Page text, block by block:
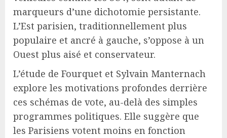
marqueurs d’une dichotomie persistante.
L’Est parisien, traditionnellement plus
populaire et ancré à gauche, s’oppose à un
Ouest plus aisé et conservateur.
L’étude de Fourquet et Sylvain Manternach
explore les motivations profondes derrière
ces schémas de vote, au-delà des simples
programmes politiques. Elle suggère que
les Parisiens votent moins en fonction